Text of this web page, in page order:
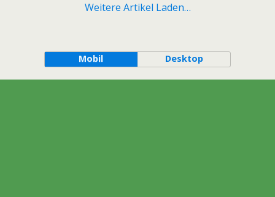
Weitere Artikel Laden…
Mobil Desktop